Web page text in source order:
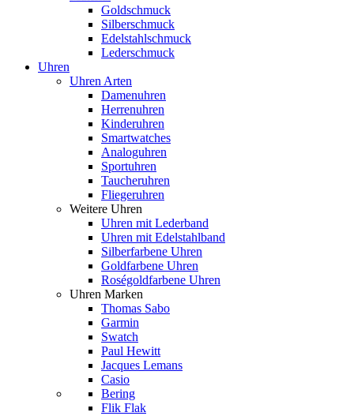
Goldschmuck
Silberschmuck
Edelstahlschmuck
Lederschmuck
Uhren
Uhren Arten
Damenuhren
Herrenuhren
Kinderuhren
Smartwatches
Analoguhren
Sportuhren
Taucheruhren
Fliegeruhren
Weitere Uhren
Uhren mit Lederband
Uhren mit Edelstahlband
Silberfarbene Uhren
Goldfarbene Uhren
Roségoldfarbene Uhren
Uhren Marken
Thomas Sabo
Garmin
Swatch
Paul Hewitt
Jacques Lemans
Casio
Bering
Flik Flak